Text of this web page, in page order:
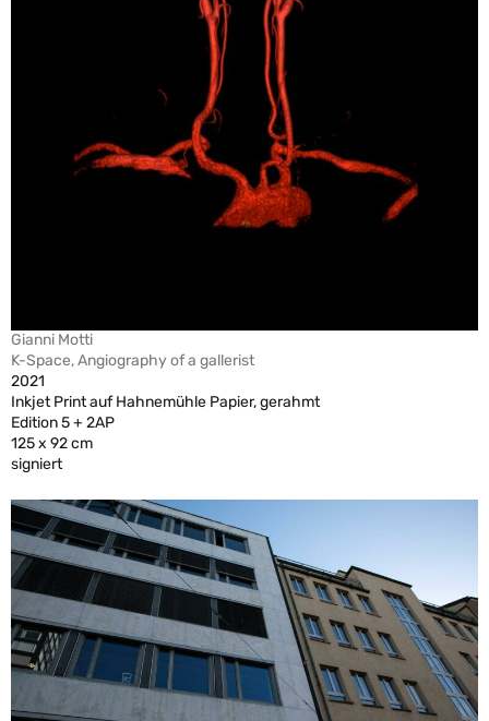
Gianni Motti
K-Space, Angiography of a gallerist
2021
Inkjet Print auf Hahnemühle Papier, gerahmt
Edition 5 + 2AP
125 x 92 cm
signiert